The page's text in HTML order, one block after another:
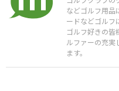
などゴルフ用品
ードなどゴルフ
ゴルフ好きの皆
ルファーの充実
ます。